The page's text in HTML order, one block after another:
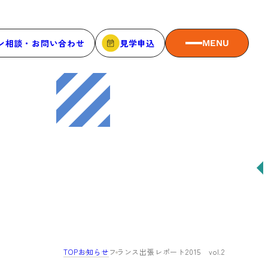
相談・お問い合わせ 見学申込 MENU
MEMBER
メンバーシップ
TOPお知らせフランス出張レポート2015 vol.2